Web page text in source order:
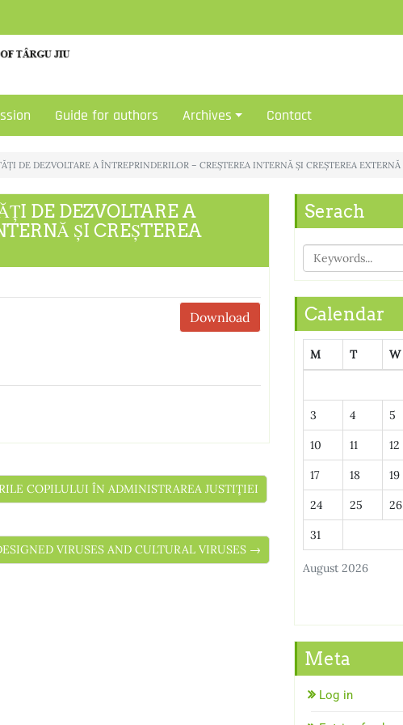
Guide for authors Archives Contact
DE DEZVOLTARE A ÎNTREPRINDERILOR – CREȘTEREA INTERNĂ ȘI CREȘTEREA EXTERNĂ
DE DEZVOLTARE A
ȘI CREȘTEREA
Download
COPILULUI ÎN ADMINISTRAREA JUSTIŢIEI
VIRUSES AND CULTURAL VIRUSES →
Serach
Calendar
August 2026
M T W
3 4 5
10 11 12
17 18 19
24 25 26
31
Meta
Log in